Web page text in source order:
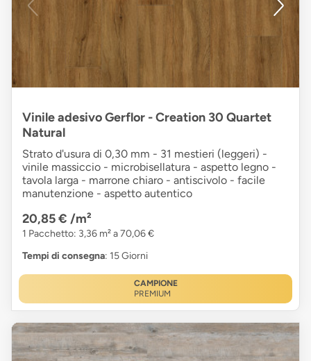
Vinile adesivo Gerflor - Creation 30 Quartet
Natural
Strato d'usura di 0,30 mm - 31 mestieri (leggeri) -
vinile massiccio - microbisellatura - aspetto legno -
tavola larga - marrone chiaro - antiscivolo - facile
manutenzione - aspetto autentico
20,85 € /m²
1 Pacchetto: 3,36 m² a 70,06 €
Tempi di consegna: 15 Giorni
CAMPIONE
PREMIUM